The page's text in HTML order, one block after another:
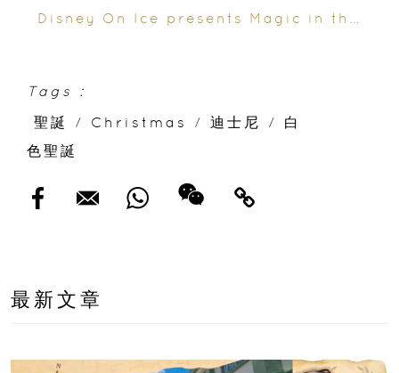
Disney On Ice presents Magic in the
Tags :
聖誕
/ Christmas / 迪士尼 /
白
色聖誕
最新文章